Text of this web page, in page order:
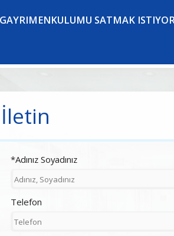
GAYRIMENKULUMU SATMAK
*Adınız Soyadınız
Telefon